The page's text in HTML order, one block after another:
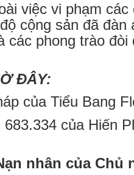
việc vi phạm
cộng sản đã
các phong trào
ĐÂY:
của Tiểu Bang
683.334 của Hiến
nhân của Chủ